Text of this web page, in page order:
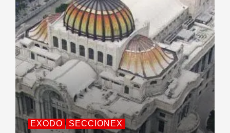
EXODO SECCIONEX